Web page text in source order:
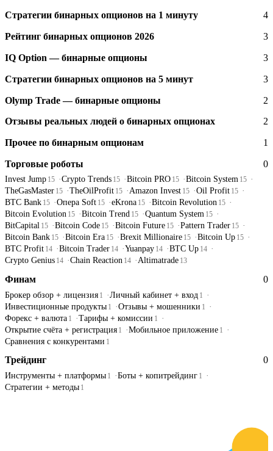
Стратегии бинарных опционов на 1 минуту 4
Рейтинг бинарных опционов 2026 3
IQ Option — бинарные опционы 3
Стратегии бинарных опционов на 5 минут 3
Olymp Trade — бинарные опционы 2
Отзывы реальных людей о бинарных опционах 2
Прочее по бинарным опционам 1
Торговые роботы 0
Invest Jump 15 Crypto Trends 15 Bitcoin PRO 15 Bitcoin System 15
TheGasMaster 15 TheOilProfit 15 Amazon Invest 15 Oil Profit 15
BTC Bank 15 Опера Soft 15 eKrona 15 Bitcoin Revolution 15
Bitcoin Evolution 15 Bitcoin Trend 15 Quantum System 15
BitCapital 15 Bitcoin Code 15 Bitcoin Future 15 Pattern Trader 15
Bitcoin Bank 15 Bitcoin Era 15 Brexit Millionaire 15 Bitcoin Up 15
BTC Profit 14 Bitcoin Trader 14 Yuanpay 14 BTC Up 14
Crypto Genius 14 Chain Reaction 14 Altimatrade 13
Финам 0
Брокер обзор + лицензия 1 Личный кабинет + вход 1
Инвестиционные продукты 1 Отзывы + мошенники 1
Форекс + валюта 1 Тарифы + комиссии 1
Открытие счёта + регистрация 1 Мобильное приложение 1
Сравнения с конкурентами 1
Трейдинг 0
Инструменты + платформы 1 Боты + копитрейдинг 1
Стратегии + методы 1